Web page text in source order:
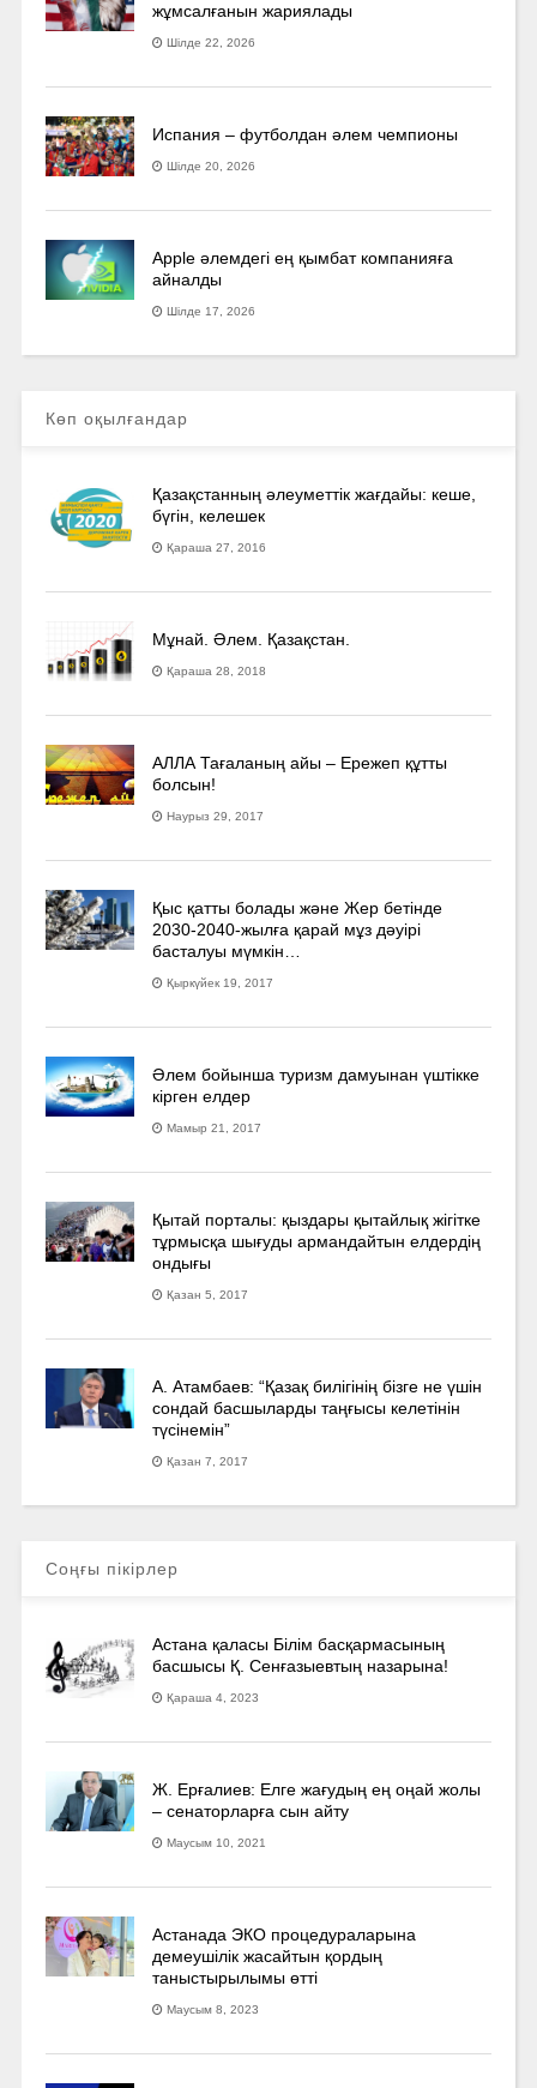
жұмсалғанын жариялады
Шілде 22, 2026
Испания – футболдан әлем чемпионы
Шілде 20, 2026
Apple әлемдегі ең қымбат компанияға
айналды
Шілде 17, 2026
Көп оқылғандар
Қазақстанның әлеуметтік жағдайы: кеше,
бүгін, келешек
Қараша 27, 2016
Мұнай. Әлем. Қазақстан.
Қараша 28, 2018
АЛЛА Тағаланың айы – Ережеп құтты
болсын!
Наурыз 29, 2017
Қыс қатты болады және Жер бетінде
2030-2040­-жылға қарай мұз дәуірі
басталуы мүмкін…
Қыркүйек 19, 2017
Әлем бойынша туризм дамуынан үштікке
кірген елдер
Мамыр 21, 2017
Қытай порталы: қыздары қытайлық жігітке
тұрмысқа шығуды армандайтын елдердің
ондығы
Қазан 5, 2017
А. Атамбаев: “Қазақ билігінің бізге не үшін
сондай басшыларды таңғысы келетінін
түсінемін”
Қазан 7, 2017
Соңғы пікірлер
Астана қаласы Білім басқармасының
басшысы Қ. Сенғазыевтың назарына!
Қараша 4, 2023
Ж. Ерғалиев: Елге жағудың ең оңай жолы
– сенаторларға сын айту
Маусым 10, 2021
Астанада ЭКО процедураларына
демеушілік жасайтын қордың
таныстырылымы өтті
Маусым 8, 2023